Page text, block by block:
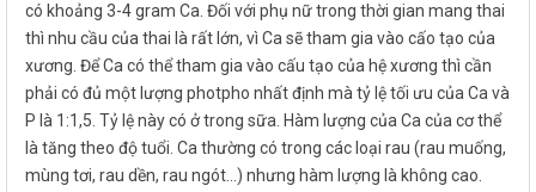
có khoảng 3-4 gram Ca. Đối với phụ nữ trong thời gian mang thai
thì nhu cầu của thai là rất lớn, vì Ca sẽ tham gia vào cấo tạo của
xương. Để Ca có thể tham gia vào cấu tạo của hệ xương thì cần
phải có đủ một lượng photpho nhất định mà tỷ lệ tối ưu của Ca và
P là 1:1,5. Tỷ lệ này có ở trong sữa. Hàm lượng của Ca của cơ thể
là tăng theo độ tuổi. Ca thường có trong các loại rau (rau muống,
mùng tơi, rau dền, rau ngót…) nhưng hàm lượng là không cao.